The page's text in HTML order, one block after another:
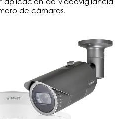
de cámaras.